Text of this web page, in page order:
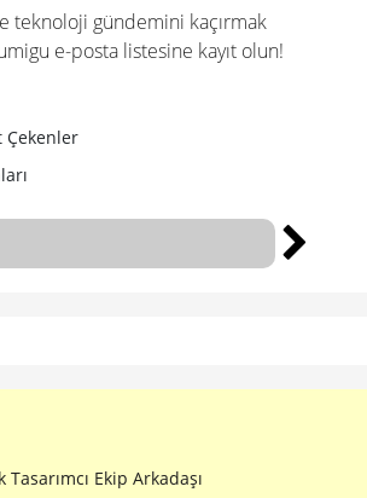
teknoloji gündemini kaçırmak
e-posta listesine kayıt olun!
Çekenler
Tasarımcı Ekip Arkadaşı